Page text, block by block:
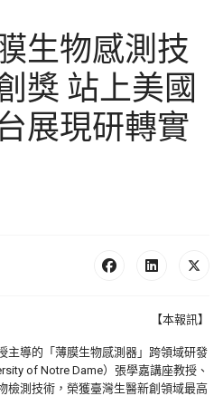
生物感測技
獎 站上美國
展現研轉實
【本報訊】
導的「薄膜生物感測器」 跨領域研發
of Notre Dame）張學嘉講座教授、
檢測技術，榮獲臺灣生醫新創領域最高